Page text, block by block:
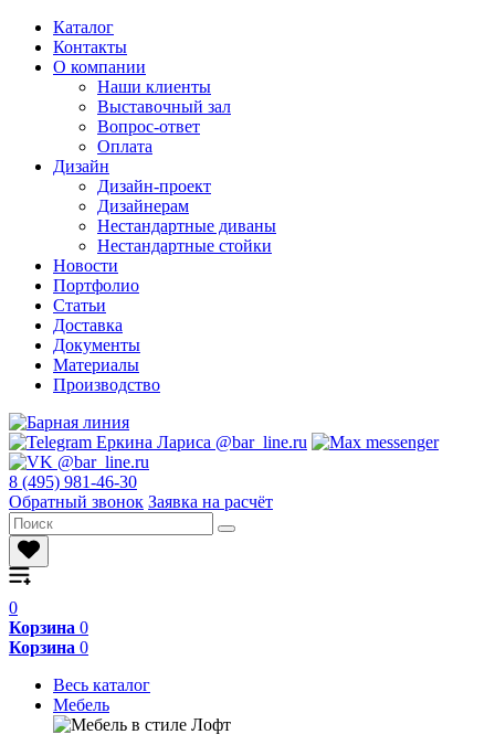
Каталог
Контакты
О компании
Наши клиенты
Выставочный зал
Вопрос-ответ
Оплата
Дизайн
Дизайн-проект
Дизайнерам
Нестандартные диваны
Нестандартные стойки
Новости
Портфолио
Статьи
Доставка
Документы
Материалы
Производство
8 (495) 981-46-30
Обратный звонок Заявка на расчёт
0
Корзина 0
Корзина 0
Весь каталог
Мебель